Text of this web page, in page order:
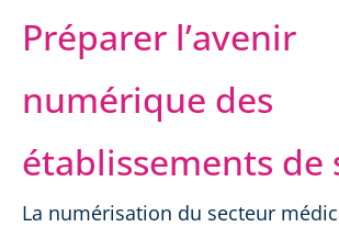
Préparer l’avenir
numérique des
établissements de
La numérisation du secteur